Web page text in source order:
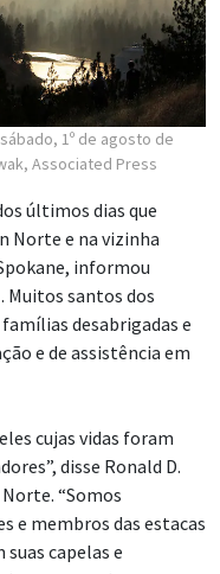
1º de agosto de
Associated Press
últimos dias que
Norte e na vizinha
informou
Muitos santos dos
desabrigadas e
e de assistência em
cujas vidas foram
disse Ronald D.
“Somos
e membros das estacas
capelas e